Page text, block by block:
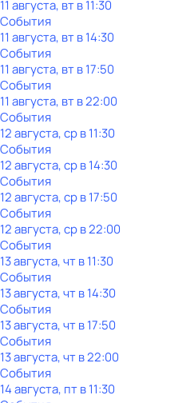
11 августа, вт в 11:30
События
11 августа, вт в 14:30
События
11 августа, вт в 17:50
События
11 августа, вт в 22:00
События
12 августа, ср в 11:30
События
12 августа, ср в 14:30
События
12 августа, ср в 17:50
События
12 августа, ср в 22:00
События
13 августа, чт в 11:30
События
13 августа, чт в 14:30
События
13 августа, чт в 17:50
События
13 августа, чт в 22:00
События
14 августа, пт в 11:30